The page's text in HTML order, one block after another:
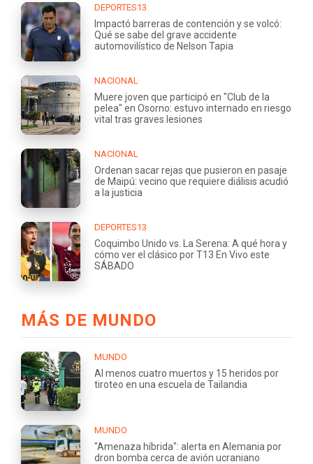
DEPORTES13
Impactó barreras de contención y se volcó:
Qué se sabe del grave accidente
automovilístico de Nelson Tapia
NACIONAL
Muere joven que participó en "Club de la
pelea" en Osorno: estuvo internado en riesgo
vital tras graves lesiones
NACIONAL
Ordenan sacar rejas que pusieron en pasaje
de Maipú: vecino que requiere diálisis acudió
a la justicia
DEPORTES13
Coquimbo Unido vs. La Serena: A qué hora y
cómo ver el clásico por T13 En Vivo este
SÁBADO
MÁS DE MUNDO
MUNDO
Al menos cuatro muertos y 15 heridos por
tiroteo en una escuela de Tailandia
MUNDO
"Amenaza híbrida": alerta en Alemania por
dron bomba cerca de avión ucraniano